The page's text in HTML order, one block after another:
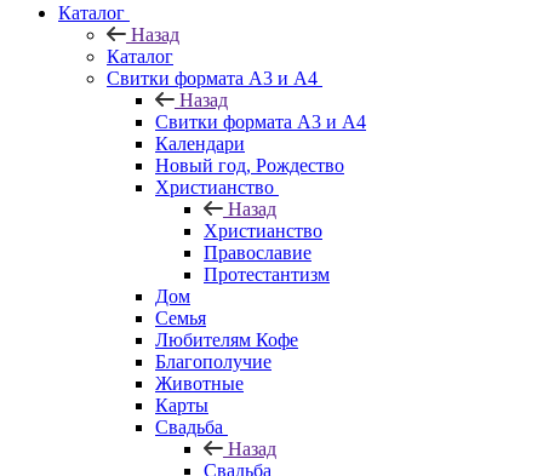
Каталог
Назад
Каталог
Свитки формата А3 и А4
Назад
Свитки формата А3 и А4
Календари
Новый год, Рождество
Христианство
Назад
Христианство
Православие
Протестантизм
Дом
Семья
Любителям Кофе
Благополучие
Животные
Карты
Свадьба
Назад
Свадьба